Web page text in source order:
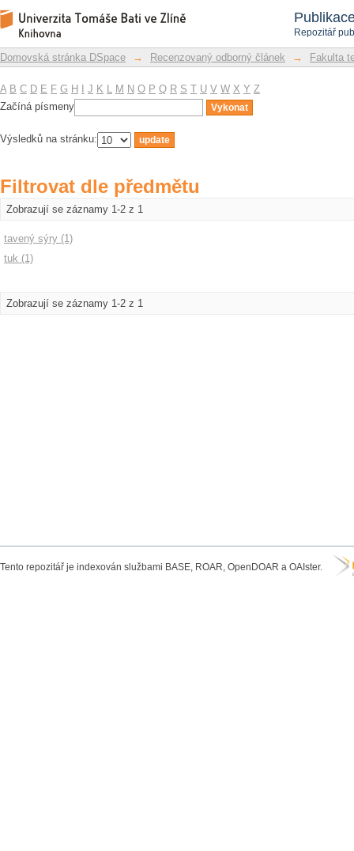
Repozitář
Filtrovat dle předmětu
Repozitář DSpace/Manakin
Domovská stránka DSpace → Recenzovaný odborný článek → Fakulta
A B C D E F G H J K L M N O P Q R S T U V W X Y Z
Začíná písmeny
Výsledků na stránku:
Filtrovat dle předmětu
Zobrazují se záznamy 1-2 z 1
tavený sýry (1)
tuk (1)
Zobrazují se záznamy 1-2 z 1
Tento repozitář je indexován službami BASE, ROAR, OpenDOAR a OAIster.